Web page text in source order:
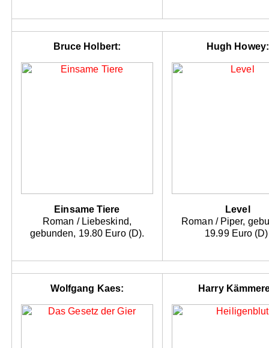
Bruce Holbert:
Einsame Tiere
Roman / Liebeskind,
gebunden, 19.80 Euro (D).
Hugh Howey:
Level
Roman / Piper,
19.99 Euro
Wolfgang Kaes: Harry